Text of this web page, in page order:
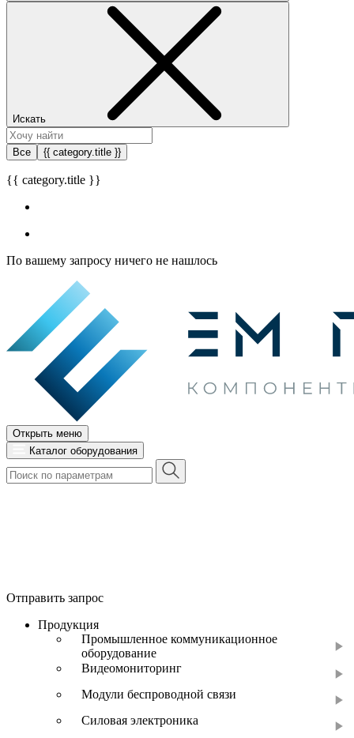
Искать
Все {{ category.title }}
{{ category.title }}
По вашему запросу ничего не нашлось
Открыть меню
Каталог оборудования
Отправить запрос
Продукция
Промышленное коммуникационное
оборудование
Видеомониторинг
Модули беспроводной связи
Силовая электроника